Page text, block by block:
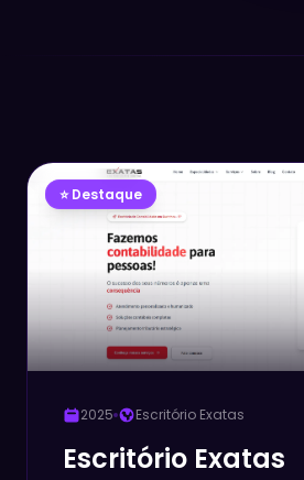
⭐ Destaque
2025 Escritório Exatas
Escritório Exatas